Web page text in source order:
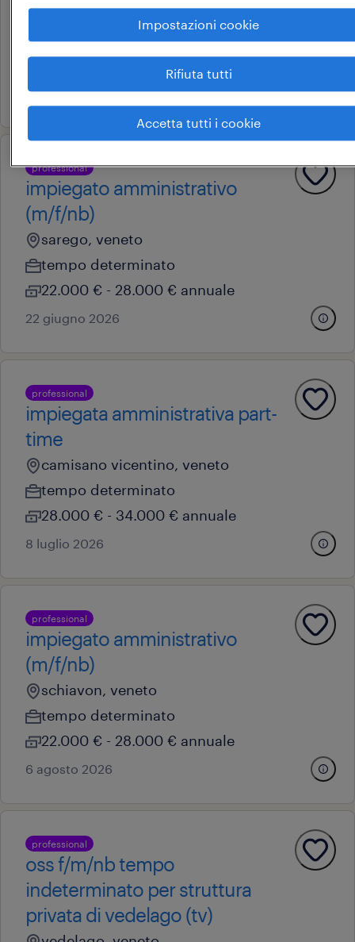
san martino di lupari, veneto
tempo determinato
22 giugno 2026
professional
impiegato amministrativo
(m/f/nb)
sarego, veneto
tempo determinato
22.000 € - 28.000 € annuale
22 giugno 2026
professional
impiegata amministrativa part-
time
camisano vicentino, veneto
tempo determinato
28.000 € - 34.000 € annuale
8 luglio 2026
professional
impiegato amministrativo
(m/f/nb)
schiavon, veneto
tempo determinato
22.000 € - 28.000 € annuale
6 agosto 2026
professional
oss f/m/nb tempo
indeterminato per struttura
privata di vedelago (tv)
Impostazioni cookie
Rifiuta tutti
Accetta tutti i cookie